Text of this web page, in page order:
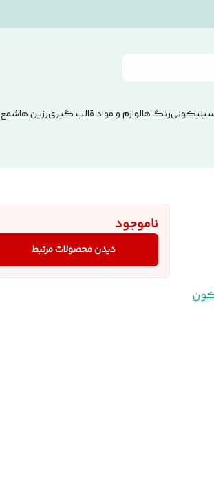
رنگ هالوازم و مواد قالب گیریرزین هاشمع
ناموجود
دیدن محصولات مرتبط